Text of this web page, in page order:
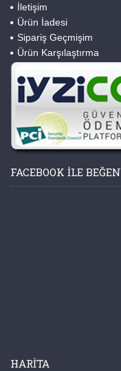
İletişim
Ürün İadesi
Sipariş Geçmişim
Ürün Karşılaştırma
FACEBOOK ILE BEĞEN
HARITA